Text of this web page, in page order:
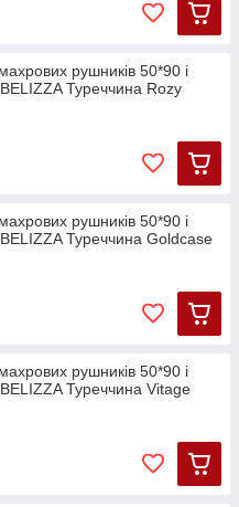
рушників 50*90 і
Туреччина Rozy
рушників 50*90 і
Туреччина Goldcase
рушників 50*90 і
Туреччина Vitage